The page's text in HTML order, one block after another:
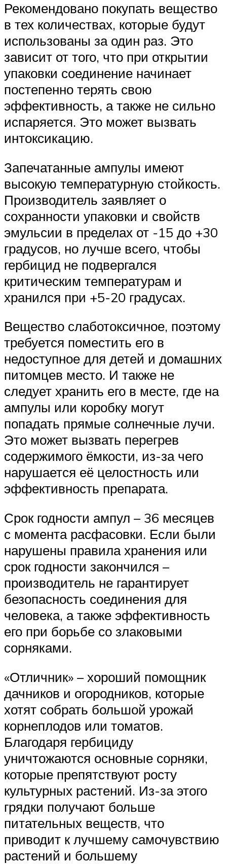
Рекомендовано покупать вещество
в тех количествах, которые будут
использованы за один раз. Это
зависит от того, что при открытии
упаковки соединение начинает
постепенно терять свою
эффективность, а также не сильно
испаряется. Это может вызвать
интоксикацию.
Запечатанные ампулы имеют
высокую температурную стойкость.
Производитель заявляет о
сохранности упаковки и свойств
эмульсии в пределах от -15 до +30
градусов, но лучше всего, чтобы
гербицид не подвергался
критическим температурам и
хранился при +5-20 градусах.
Вещество слаботоксичное, поэтому
требуется поместить его в
недоступное для детей и домашних
питомцев место. И также не
следует хранить его в месте, где на
ампулы или коробку могут
попадать прямые солнечные лучи.
Это может вызвать перегрев
содержимого ёмкости, из-за чего
нарушается её целостность или
эффективность препарата.
Срок годности ампул – 36 месяцев
с момента расфасовки. Если были
нарушены правила хранения или
срок годности закончился –
производитель не гарантирует
безопасность соединения для
человека, а также эффективность
его при борьбе со злаковыми
сорняками.
«Отличник» – хороший помощник
дачников и огородников, которые
хотят собрать большой урожай
корнеплодов или томатов.
Благодаря гербициду
уничтожаются основные сорняки,
которые препятствуют росту
культурных растений. Из-за этого
грядки получают больше
питательных веществ, что
приводит к лучшему самочувствию
растений и большему